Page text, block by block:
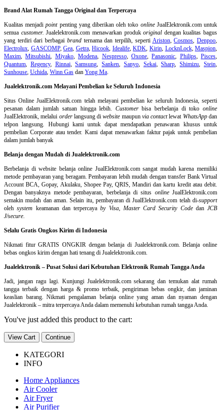
Brand Alat Rumah Tangga Original dan Terpercaya
Kualitas menjadipointpenting yang diberikan oleh toko onlineJualElektronik.com untuk
semua customer. Jualelektronik.com menawarkan produkoriginal dengan kualitas bagus
yang terdiri dari berbagai brandternama dan terpilih, seperti Ariston,Cosmos,Denpoo,
Electrolux, GASCOMP,Gea, Getra,Hicook, Idealife,KDK, Kirin, LocknLock,Maspion,
Maxim,Mitsubishi, Miyako,Modena, Nespresso, Oxone,Panasonic, Philips, Pisces,
Quantum, Regency, Rinnai,Samsung,Sanken, Sanyo, Sekai,Sharp,Shimizu,Stein,
Sunhouse, Uchida, Winn Gas dan Yong Ma.
Jualelektronik.com Melayani Pembelian ke Seluruh Indonesia
Situs Online JualElektronik.com telah melayani pembelian ke seluruh Indonesia, seperti
pesanan dalam jumlah satuan hingga lebih. Customerbisa berbelanja di tokoonline
JualElektronik, melalui orderlangsung diwebsite maupun via contactlewat WhatsAppdan
telpon langsung. Hubungi kami untuk dapat mendapatkan penawaran khusus untuk
pembelian Corporate atau tender. Kami dapat menawarkan faktur pajak untuk pembelian
dalam jumlah banyak
Belanja dengan Mudah di Jualelektronik.com
Berbelanja diwebsite belanja online JualElektronik.com sangat mudah karena memiliki
metode pembayaran yang beragam. Pembayaran lebih mudah dengan transfer Bank Virtual
Account BCA, Gopay, Akulaku, Shopee Pay, QRIS, Mandiri dan kartu kredit atau debit.
Dengan banyaknya metode pembayaran, berbelanja di situs onlineJualElektronik.com
semakin mudah dan aman. Selain itu, pembayaran di JualElektronik.com telah di-support
olehsystem keamanan dan terpercayaby Visa, Master Card Security Codedan JCB
J/secure.
Selalu Gratis Ongkos Kirim di Indonesia
Nikmati fitur GRATIS ONGKIR dengan belanja di Jualelektronik.com. Belanja online
bebas ongkos kirim dengan hati tenang di Jualelektronik.com.
Jualelektronik – Pusat Solusi dari Kebutuhan Elektronik Rumah Tangga Anda
Jadi, jangan ragu lagi. Kunjungi Jualelektronik.com sekarang dan temukan alat rumah
tangga terbaik dengan harga & promo terbaik, pengiriman bebas ongkir, dan jaminan
keaslian barang. Nikmati pengalaman belanja online yang aman dan nyaman dengan
Jualelektronik – mitra terpercaya Anda dalam memenuhi kebutuhan rumah tangga Anda.
You've just added this product to the cart:
View Cart Continue
KATEGORI
INFO
Home Appliances
Air Cooler
Air Fryer
Air Purifier